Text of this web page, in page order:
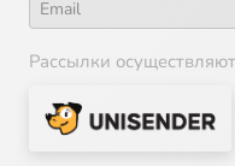
Рассылки